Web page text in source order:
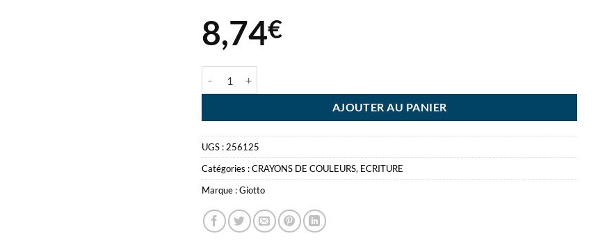
8,74€
AJOUTER AU PANIER
UGS : 256125
Catégories :CRAYONS DE COULEURS, ECRITURE
Marque :Giotto